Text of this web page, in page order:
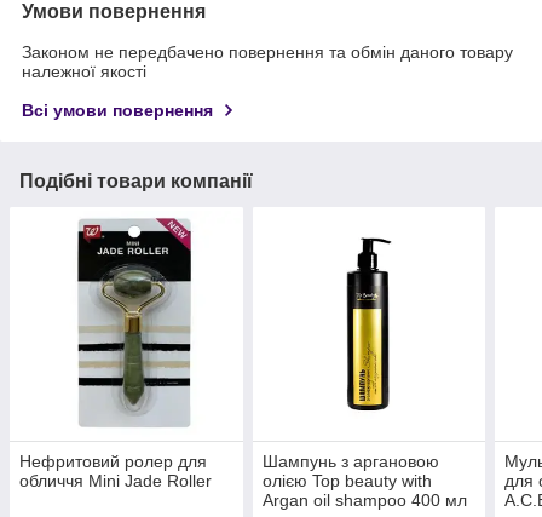
Умови повернення
Законом не передбачено повернення та обмін даного товару
належної якості
Всі умови повернення
Подібні товари компанії
Нефритовий ролер для
обличчя Mini Jade Roller
Шампунь з аргановою
олією Top beauty with
Argan oil shampoo 400 мл
для